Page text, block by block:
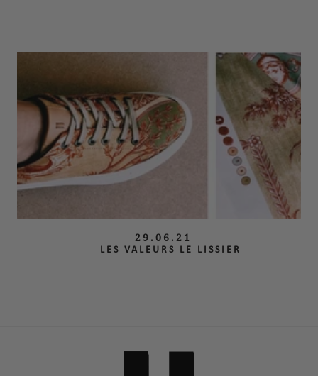
29.06.21
LES VALEURS LE LISSIER